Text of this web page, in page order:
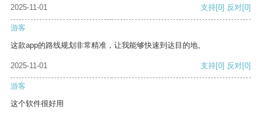
2025-11-01
支持[0] 反对[0]
游客
这款app的路线规划非常精准，让我能够快速到达目的地。
2025-11-01 支持[0] 反对[0]
游客
这个软件很好用